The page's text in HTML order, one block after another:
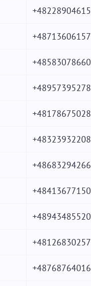
+48228904615
+48713606157
+48583078660
+48957395278
+48178675028
+48323932208
+48683294266
+48413677150
+48943485520
+48126830257
+48768764016